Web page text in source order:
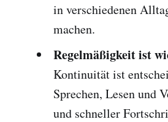
in verschiedenen
machen.
Regelmäßigkeit ist
Kontinuität ist
Sprechen, Lesen und
und schneller